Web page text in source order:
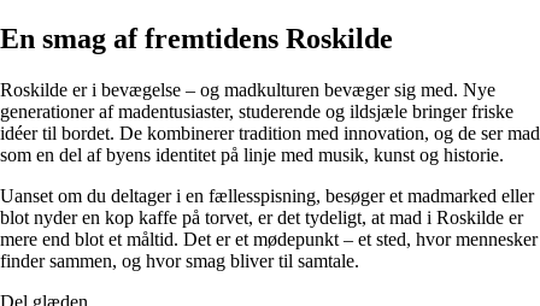
En smag af fremtidens Roskilde
Roskilde er i bevægelse – og madkulturen bevæger sig med. Nye
generationer af madentusiaster, studerende og ildsjæle bringer friske
idéer til bordet. De kombinerer tradition med innovation, og de ser mad
som en del af byens identitet på linje med musik, kunst og historie.
Uanset om du deltager i en fællesspisning, besøger et madmarked eller
blot nyder en kop kaffe på torvet, er det tydeligt, at mad i Roskilde er
mere end blot et måltid. Det er et mødepunkt – et sted, hvor mennesker
finder sammen, og hvor smag bliver til samtale.
Del glæden